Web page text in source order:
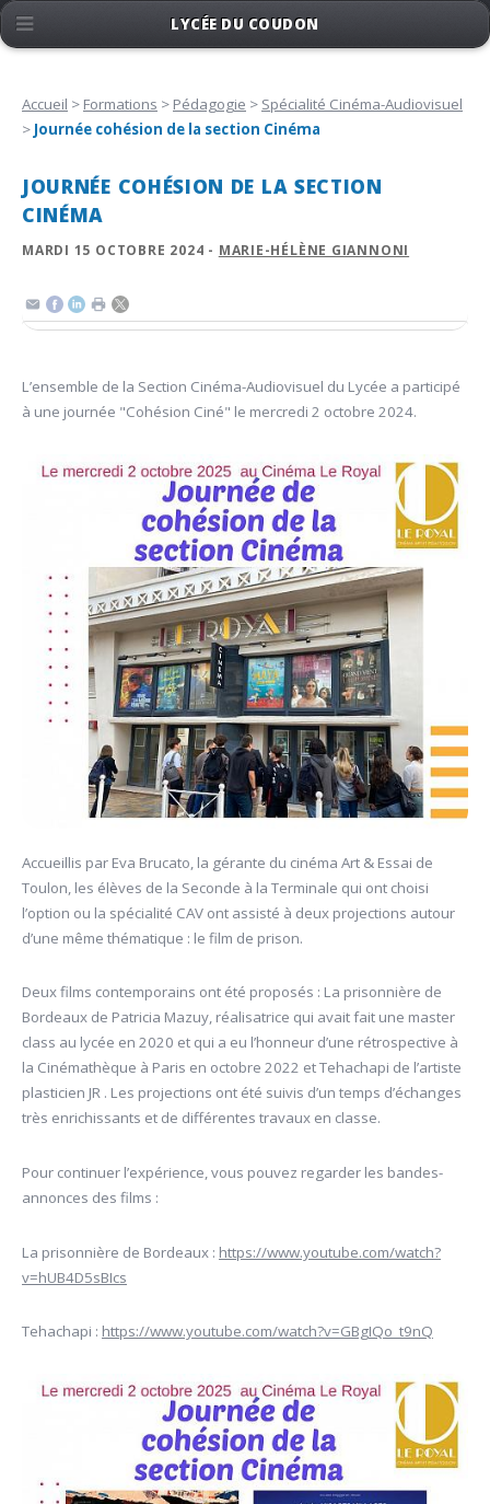
Accueil > Formations > Pédagogie > Spécialité Cinéma-Audiovisuel
> Journée cohésion de la section Cinéma
JOURNÉE COHÉSION DE LA SECTION
CINÉMA
MARDI 15 OCTOBRE 2024 - MARIE-HÉLÈNE GIANNONI
L’ensemble de la Section Cinéma-Audiovisuel du Lycée a participé
à une journée "Cohésion Ciné" le mercredi 2 octobre 2024.
Accueillis par Eva Brucato, la gérante du cinéma Art & Essai de
Toulon, les élèves de la Seconde à la Terminale qui ont choisi
l’option ou la spécialité CAV ont assisté à deux projections autour
d’une même thématique : le film de prison.
Deux films contemporains ont été proposés : La prisonnière de
Bordeaux de Patricia Mazuy, réalisatrice qui avait fait une master
class au lycée en 2020 et qui a eu l’honneur d’une rétrospective à
la Cinémathèque à Paris en octobre 2022 et Tehachapi de l’artiste
plasticien JR . Les projections ont été suivis d’un temps d’échanges
très enrichissants et de différentes travaux en classe.
Pour continuer l’expérience, vous pouvez regarder les bandes-
annonces des films :
La prisonnière de Bordeaux : https://www.youtube.com/watch?
v=hUB4D5sBIcs
Tehachapi : https://www.youtube.com/watch?v=GBgIQo_t9nQ
LYCÉE DU COUDON